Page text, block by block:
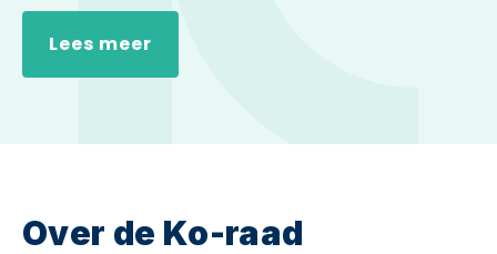
Lees meer
Over de Ko-raad